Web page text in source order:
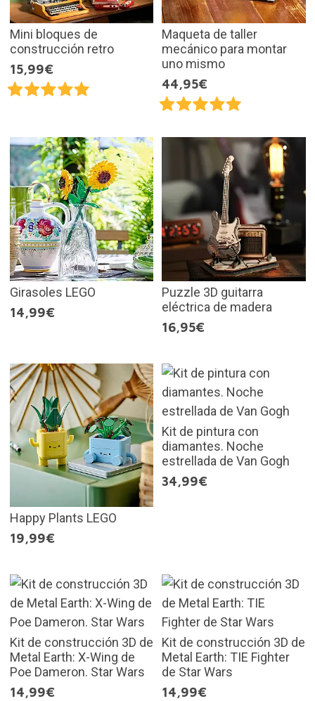
Mini bloques de
construcción retro
15,99€
Maqueta de taller
mecánico para montar
uno mismo
44,95€
Girasoles LEGO
14,99€
Puzzle 3D guitarra
eléctrica de madera
16,95€
Happy Plants LEGO
19,99€
Kit de pintura con
diamantes. Noche
estrellada de Van Gogh
34,99€
Kit de construcción 3D de
Metal Earth: X-Wing de
Poe Dameron. Star Wars
14,99€
Kit de construcción 3D de
Metal Earth: TIE Fighter
de Star Wars
14,99€